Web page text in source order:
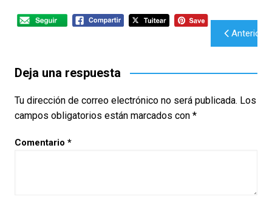
Navegación
entradas
Anterior
Deja una respuesta
Tu dirección de correo electrónico no será publicada. Los
campos obligatorios están marcados con *
Comentario *